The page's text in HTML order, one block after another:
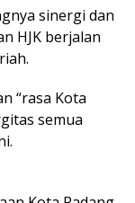
sinergi dan
HJK berjalan
“rasa Kota
semua